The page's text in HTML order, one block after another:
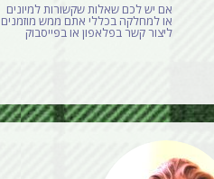
אם יש לכם שאלות שקשורות למיונים
או למחלקה בכללי אתם ממש מוזמנים
ליצור קשר בפלאפון או בפייסבוק